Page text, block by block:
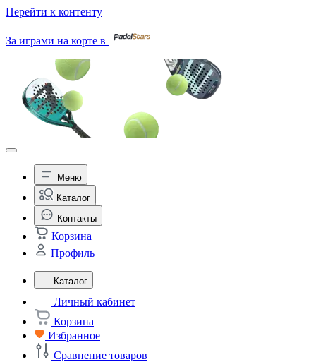
Перейти к контенту
За играми на корте в
Меню
Каталог
Контакты
Корзина
Профиль
Каталог
Личный кабинет
Корзина
Избранное
Сравнение товаров